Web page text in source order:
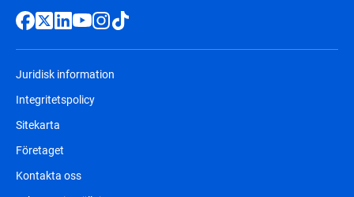
Juridisk information
Integritetspolicy
Sitekarta
Företaget
Kontakta oss